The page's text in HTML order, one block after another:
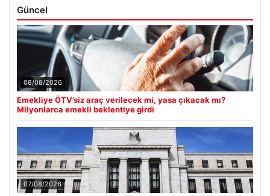
Güncel
08/08/2026
Emekliye ÖTV’siz araç verilecek mi, yasa çıkacak mı?
Milyonlarca emekli beklentiye girdi
07/08/2026